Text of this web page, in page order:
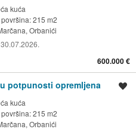
kuća
215 m2
Orbanići
30.07.2026.
600.000 €
potpunosti opremljena
kuća
215 m2
Orbanići